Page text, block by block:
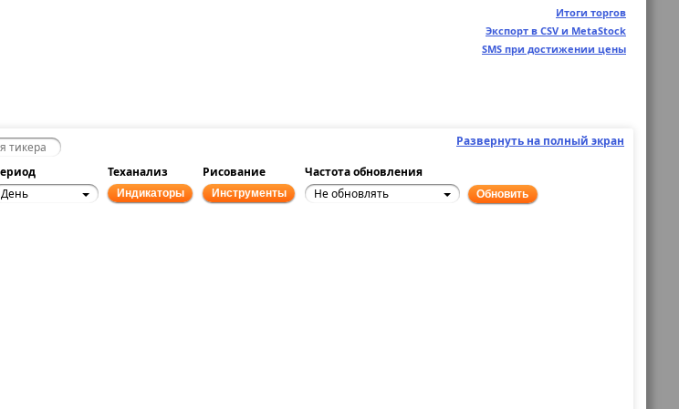
Итоги торгов
Экспорт в CSV и MetaStock
SMS при достижении цены
Развернуть на полный экран
Теханализ Рисование
Частота обновления
День Индикаторы Инструменты Не обновлять Обновить